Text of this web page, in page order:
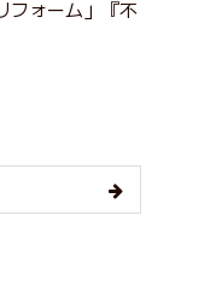
フォーム」『不